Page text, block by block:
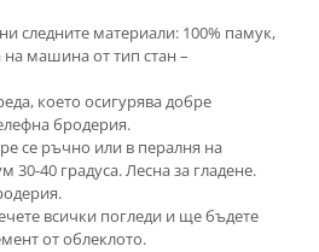
следните материали: 100% памук,
машина от тип стан –
което осигурява добре
бродерия.
се ръчно или в пералня на
30-40 градуса. Лесна за гладене.
всички погледи и ще бъдете
от облеклото.